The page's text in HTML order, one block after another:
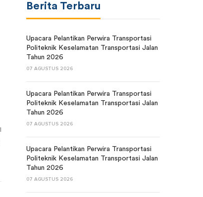
Berita Terbaru
Upacara Pelantikan Perwira Transportasi
Politeknik Keselamatan Transportasi Jalan
Tahun 2026
07 AGUSTUS 2026
Upacara Pelantikan Perwira Transportasi
Politeknik Keselamatan Transportasi Jalan
Tahun 2026
07 AGUSTUS 2026
Upacara Pelantikan Perwira Transportasi
Politeknik Keselamatan Transportasi Jalan
Tahun 2026
07 AGUSTUS 2026